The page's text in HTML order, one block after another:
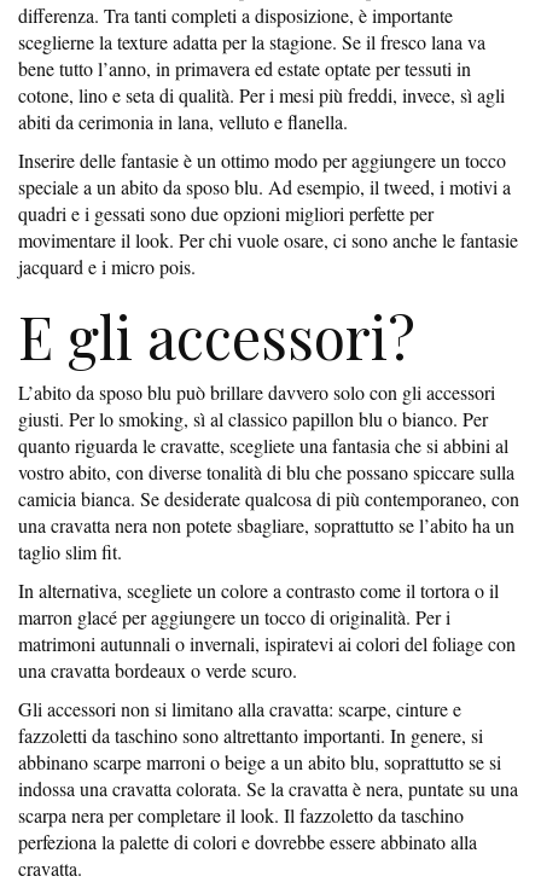
differenza. Tra tanti completi a disposizione, è importante
sceglierne la texture adatta per la stagione. Se il fresco lana va
bene tutto l’anno, in primavera ed estate optate per tessuti in
cotone, lino e seta di qualità. Per i mesi più freddi, invece, sì agli
abiti da cerimonia in lana, velluto e flanella.
Inserire delle fantasie è un ottimo modo per aggiungere un tocco
speciale a un abito da sposo blu. Ad esempio, il tweed, i motivi a
quadri e i gessati sono due opzioni migliori perfette per
movimentare il look. Per chi vuole osare, ci sono anche le fantasie
jacquard e i micro pois.
E gli accessori?
L’abito da sposo blu può brillare davvero solo con gli accessori
giusti. Per lo smoking, sì al classico papillon blu o bianco. Per
quanto riguarda le cravatte, scegliete una fantasia che si abbini al
vostro abito, con diverse tonalità di blu che possano spiccare sulla
camicia bianca. Se desiderate qualcosa di più contemporaneo, con
una cravatta nera non potete sbagliare, soprattutto se l’abito ha un
taglio slim fit.
In alternativa, scegliete un colore a contrasto come il tortora o il
marron glacé per aggiungere un tocco di originalità. Per i
matrimoni autunnali o invernali, ispiratevi ai colori del foliage con
una cravatta bordeaux o verde scuro.
Gli accessori non si limitano alla cravatta: scarpe, cinture e
fazzoletti da taschino sono altrettanto importanti. In genere, si
abbinano scarpe marroni o beige a un abito blu, soprattutto se si
indossa una cravatta colorata. Se la cravatta è nera, puntate su una
scarpa nera per completare il look. Il fazzoletto da taschino
perfeziona la palette di colori e dovrebbe essere abbinato alla
cravatta.